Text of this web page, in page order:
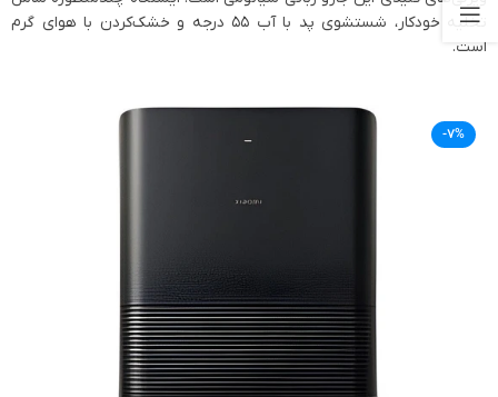
تخلیه خودکار، شستشوی پد با آب 55 درجه و خشک‌کردن با هوای گرم
است.
-7%